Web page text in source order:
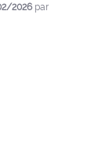
2026 par